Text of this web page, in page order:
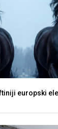
europski